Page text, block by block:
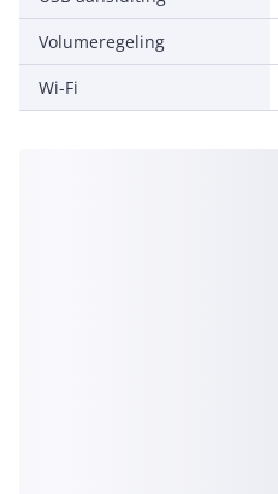
Volumeregeling
Wi-Fi